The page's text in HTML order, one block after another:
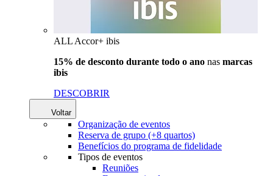
ALL Accor+ ibis
15% de desconto durante todo o ano nas marcas
ibis
DESCOBRIR
Voltar
Organização de eventos
Reserva de grupo (+8 quartos)
Benefícios do programa de fidelidade
Tipos de eventos
Reuniões